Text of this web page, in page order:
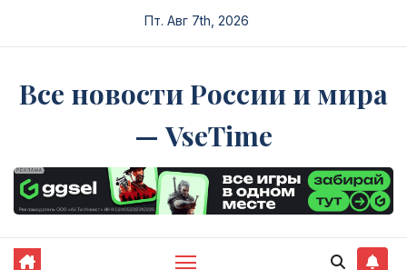
Пт. Авг 7th, 2026
Все новости России и мира
— VseTime